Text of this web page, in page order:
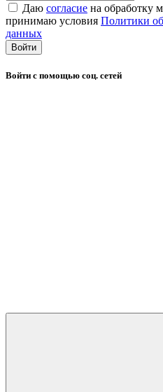
Даю согласие на обработку
принимаю условия Политики
данных
Войти
Войти с помощью соц. сетей